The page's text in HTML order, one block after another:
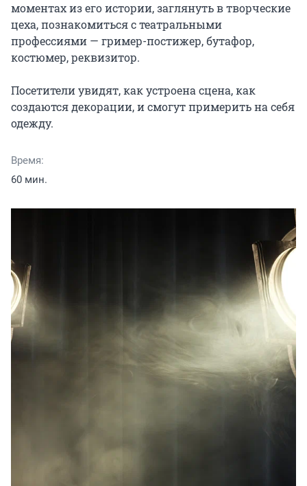
моментах из его истории, заглянуть в творческие
цеха, познакомиться с театральными
профессиями — гример-постижер, бутафор,
костюмер, реквизитор.
Посетители увидят, как устроена сцена, как
создаются декорации, и смогут примерить на себя
одежду.
Время:
60 мин.